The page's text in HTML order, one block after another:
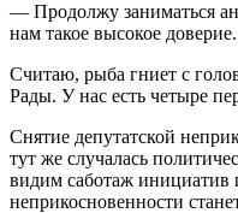
— Продолжу заниматься
нам такое высокое доверие.
Считаю, рыба гниет с
Рады. У нас есть четыре
Снятие депутатской
тут же случалась
видим саботаж инициатив
неприкосновенности